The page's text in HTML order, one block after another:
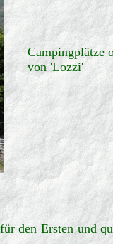
Campingplätze
von 'Lozzi'
den Ersten und